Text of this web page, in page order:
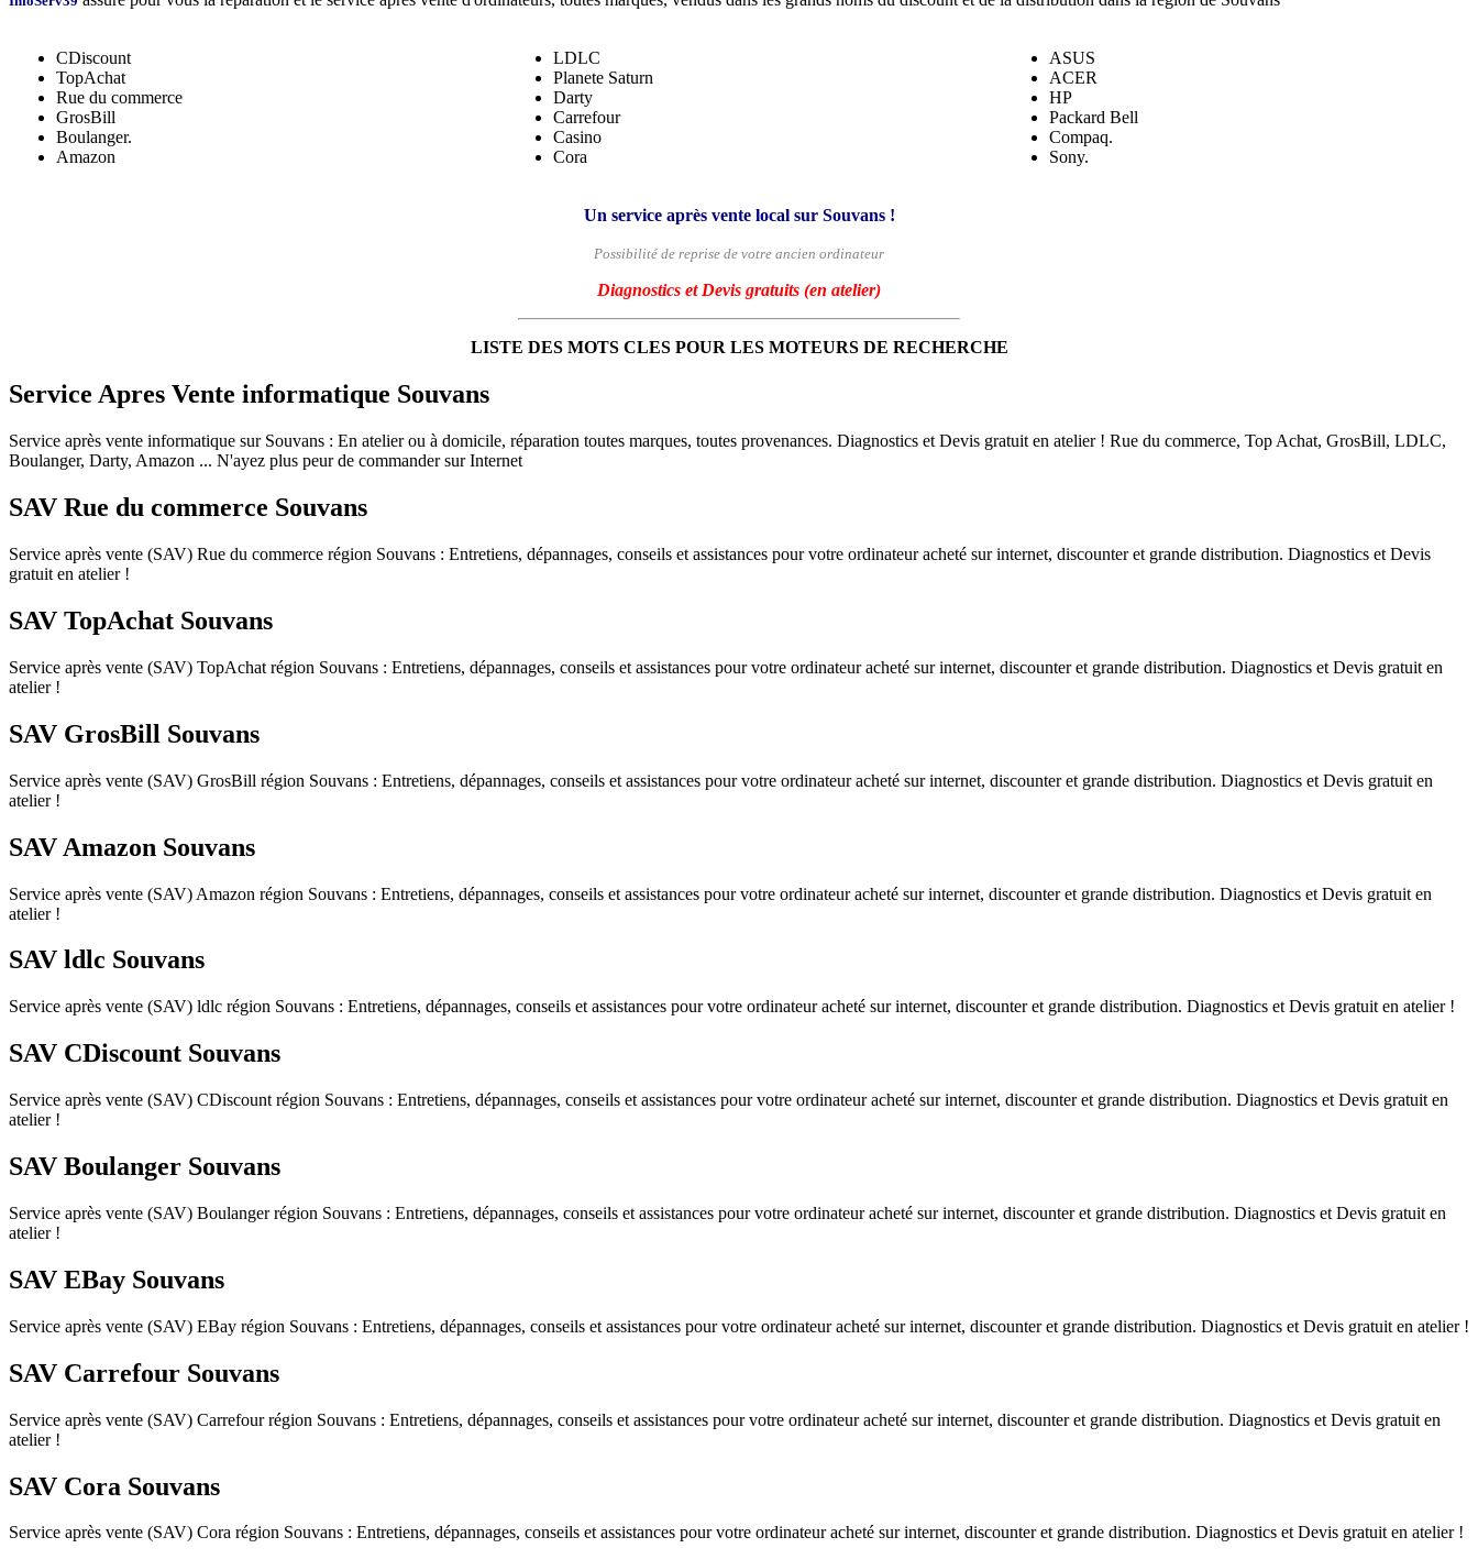
CDiscount
TopAchat
Rue du commerce
GrosBill
Boulanger.
Amazon
LDLC
Planete Saturn
Darty
Carrefour
Casino
Cora
ASUS
ACER
HP
Packard Bell
Compaq.
Sony.
Un service après vente local sur Souvans !
Possibilité de reprise de votre ancien ordinateur
Diagnostics et Devis gratuits (en atelier)
LISTE DES MOTS CLES POUR LES MOTEURS DE RECHERCHE
Service Apres Vente informatique Souvans
Service après vente informatique sur Souvans : En atelier ou à domicile, réparation toutes marques, toutes provenances. Diagnostics et Devis gratuit en atelier ! Rue du commerce, Top Achat, GrosBill, LDLC,
Boulanger, Darty, Amazon ... N'ayez plus peur de commander sur Internet
SAV Rue du commerce Souvans
Service après vente (SAV) Rue du commerce région Souvans : Entretiens, dépannages, conseils et assistances pour votre ordinateur acheté sur internet, discounter et grande distribution. Diagnostics et Devis
gratuit en atelier !
SAV TopAchat Souvans
Service après vente (SAV) TopAchat région Souvans : Entretiens, dépannages, conseils et assistances pour votre ordinateur acheté sur internet, discounter et grande distribution. Diagnostics et Devis gratuit en
atelier !
SAV GrosBill Souvans
Service après vente (SAV) GrosBill région Souvans : Entretiens, dépannages, conseils et assistances pour votre ordinateur acheté sur internet, discounter et grande distribution. Diagnostics et Devis gratuit en
atelier !
SAV Amazon Souvans
Service après vente (SAV) Amazon région Souvans : Entretiens, dépannages, conseils et assistances pour votre ordinateur acheté sur internet, discounter et grande distribution. Diagnostics et Devis gratuit en
atelier !
SAV ldlc Souvans
Service après vente (SAV) ldlc région Souvans : Entretiens, dépannages, conseils et assistances pour votre ordinateur acheté sur internet, discounter et grande distribution. Diagnostics et Devis gratuit en atelier !
SAV CDiscount Souvans
Service après vente (SAV) CDiscount région Souvans : Entretiens, dépannages, conseils et assistances pour votre ordinateur acheté sur internet, discounter et grande distribution. Diagnostics et Devis gratuit en
atelier !
SAV Boulanger Souvans
Service après vente (SAV) Boulanger région Souvans : Entretiens, dépannages, conseils et assistances pour votre ordinateur acheté sur internet, discounter et grande distribution. Diagnostics et Devis gratuit en
atelier !
SAV EBay Souvans
Service après vente (SAV) EBay région Souvans : Entretiens, dépannages, conseils et assistances pour votre ordinateur acheté sur internet, discounter et grande distribution. Diagnostics et Devis gratuit en atelier !
SAV Carrefour Souvans
Service après vente (SAV) Carrefour région Souvans : Entretiens, dépannages, conseils et assistances pour votre ordinateur acheté sur internet, discounter et grande distribution. Diagnostics et Devis gratuit en
atelier !
SAV Cora Souvans
Service après vente (SAV) Cora région Souvans : Entretiens, dépannages, conseils et assistances pour votre ordinateur acheté sur internet, discounter et grande distribution. Diagnostics et Devis gratuit en atelier !